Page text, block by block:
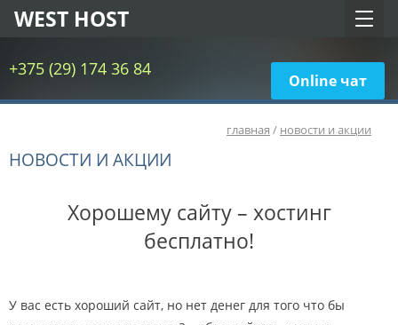
+375 (29) 174 36 84
Online чат
WEST HOST
главная / новости и акции
НОВОСТИ И АКЦИИ
Хорошему сайту – хостинг
бесплатно!
У вас есть хороший сайт, но нет денег для того что бы